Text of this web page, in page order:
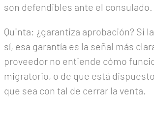
son defendibles ante el consulado.
Quinta: ¿garantiza aprobación? Si
sí, esa garantía es la señal más
proveedor no entiende cómo
migratorio, o de que está
que sea con tal de cerrar la venta.